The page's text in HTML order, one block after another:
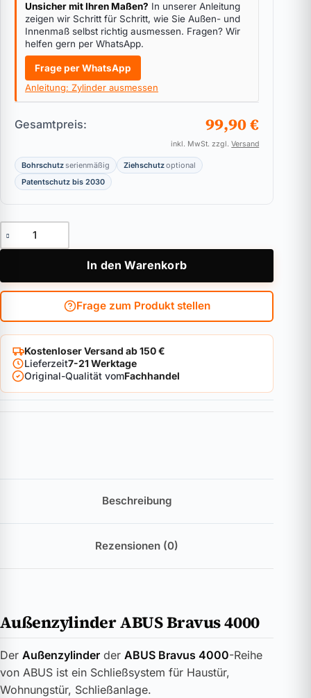
Unsicher mit Ihren Maßen? In unserer Anleitung
zeigen wir Schritt für Schritt, wie Sie Außen- und
Innenmaß selbst richtig ausmessen. Fragen? Wir
helfen gern per WhatsApp.
Frage per WhatsApp
Anleitung: Zylinder ausmessen
Gesamtpreis: 99,90 €
inkl. MwSt. zzgl.Versand
Bohrschutzserienmäßig Ziehschutzoptional
Patentschutz bis 2030
Außenzylinder ABUS Bravus.4000 Menge
In den Warenkorb
Frage zum Produkt stellen
Kostenloser Versand ab 150 €
Lieferzeit7-21 Werktage
Original-Qualität vomFachhandel
Beschreibung
Rezensionen (0)
Außenzylinder ABUS Bravus 4000
Der Außenzylinder der ABUS Bravus 4000-Reihe
von ABUS ist ein Schließsystem für Haustür,
Wohnungstür, Schließanlage.